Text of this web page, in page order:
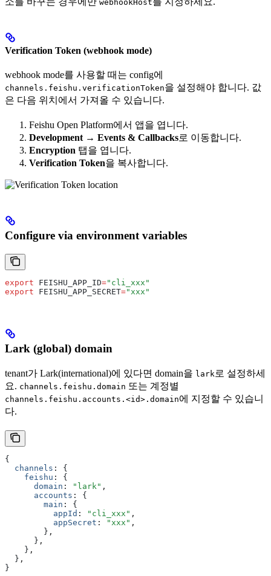
webhookHost
Verification Token (webhook mode)
webhook mode를 사용할 때는 config에
channels.feishu.verificationToken을 설정해야 합니다. 값
은 다음 위치에서 가져올 수 있습니다.
Feishu Open Platform에서 앱을 엽니다.
Development → Events & Callbacks로 이동합니다.
Encryption 탭을 엽니다.
Verification Token을 복사합니다.
Configure via environment variables
export FEISHU_APP_ID="cli_xxx"
export FEISHU_APP_SECRET="xxx"
Lark (global) domain
tenant가 Lark(international)에 있다면 domain을 lark로 설정하세
요. channels.feishu.domain 또는 계정별
channels.feishu.accounts.<id>.domain에 지정할 수 있습니
다.
{
  channels
:
{
    feishu
:
{
      domain
: "lark" ,
      accounts
:
{
        main
:
{
          appId
: "cli_xxx" ,
          appSecret
: "xxx" ,
        }
,
      }
,
    }
,
  }
,
}